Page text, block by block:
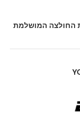
החולצה המושלמת